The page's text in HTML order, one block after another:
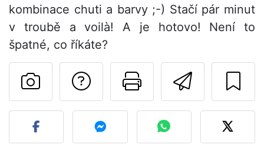
kombinace chuti a barvy ;-) Stačí pár minut
v troubě a voilà! A je hotovo! Není to
špatné, co říkáte?
Vytisknout
Položit otázku
Zveřejněte svou